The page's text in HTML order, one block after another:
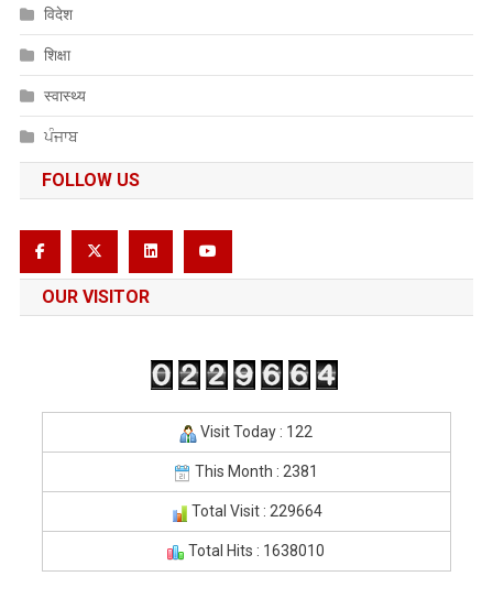
विदेश
शिक्षा
स्वास्थ्य
ਪੰਜਾਬ
FOLLOW US
OUR VISITOR
Visit Today : 122
This Month : 2381
Total Visit : 229664
Total Hits : 1638010